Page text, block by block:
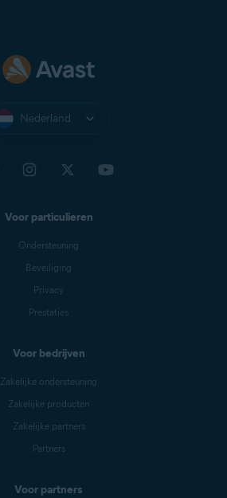
Nederland
Voor particulieren
Ondersteuning
Beveiliging
Privacy
Prestaties
Voor bedrijven
Zakelijke ondersteuning
Zakelijke producten
Zakelijke partners
Partners
Voor partners